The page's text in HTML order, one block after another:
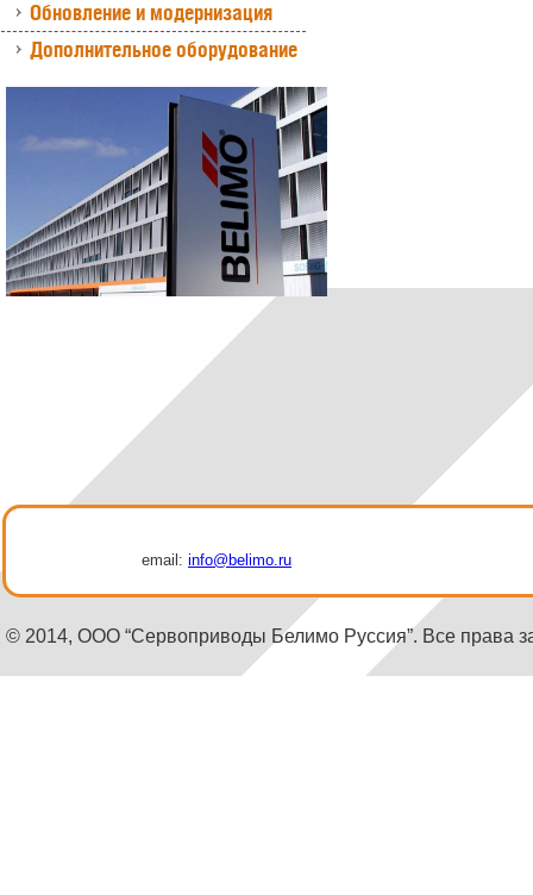
Обновление и модернизация
Дополнительное оборудование
email: info@belimo.ru
© 2014, ООО “Сервоприводы Белимо Руссия”. Все права